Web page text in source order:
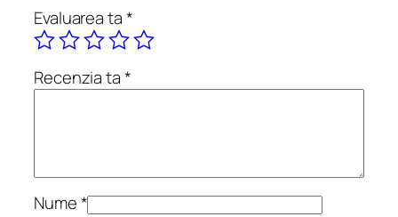
a
Evaluarea ta*
Recenzia ta*
Nume*